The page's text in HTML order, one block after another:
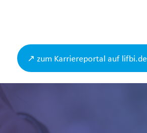
↗ zum Karriereportal auf lifbi.de